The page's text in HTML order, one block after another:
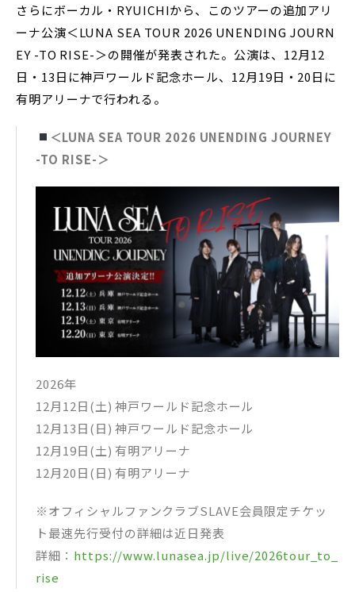
さらにボーカル・RYUICHIから、このツアーの追加アリ
ーナ公演＜LUNA SEA TOUR 2026 UNENDING JOURN
EY -TO RISE-＞の開催が発表された。公演は、12月12
日・13日に神戸ワールド記念ホール、12月19日・20日に
有明アリーナで行われる。
＜LUNA SEA TOUR 2026 UNENDING JOURNEY
-TO RISE-＞
2026年
12月12日(土) 神戸ワールド記念ホール
12月13日(日) 神戸ワールド記念ホール
12月19日(土) 有明アリーナ
12月20日(日) 有明アリーナ
※オフィシャルファンクラブSLAVE会員限定チケッ
ト最速先行受付の詳細は近日発表
詳細： https://www.lunasea.jp/live/2026tour_to_
rise